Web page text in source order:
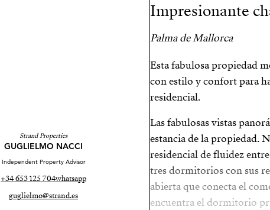
Strand Properties
GUGLIELMO NACCI
Independent Property Advisor
+34 653 125 704whatsapp
guglielmo@strand.es
Impresionante
Palma de Mallorca
Esta fabulosa propiedad
con estilo y confort para
residencial.
Las fabulosas vistas
estancia de la propiedad.
residencial de fluidez
tres dormitorios con sus
abierta que conecta el
encuentra el dormitorio